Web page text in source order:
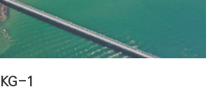
T
I
O
N
)
1